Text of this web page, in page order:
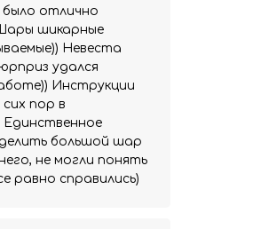
отлично
шикарные
Невеста
удался
Инструкции
пор в
Единственное
большой шар
не могли понять
равно справились)